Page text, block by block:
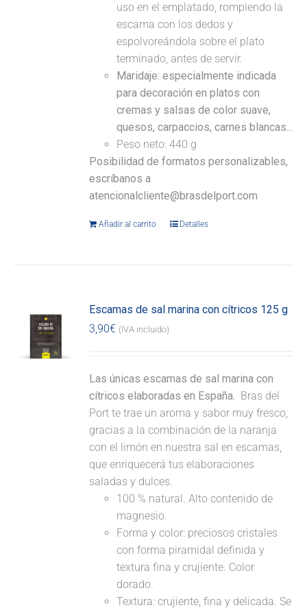
uso en el emplatado, rompiendo la
escama con los dedos y
espolvoreándola sobre el plato
terminado, antes de servir.
Maridaje: especialmente indicada
para decoración en platos con
cremas y salsas de color suave,
quesos, carpaccios, carnes blancas...
Peso neto: 440 g
Posibilidad de formatos personalizables,
escríbanos a
atencionalcliente@brasdelport.com
Añadir al carrito Detalles
Escamas de sal marina con cítricos 125 g
3,90€ (IVA incluido)
Las únicas escamas de sal marina con
cítricos elaboradas en España. Bras del
Port te trae un aroma y sabor muy fresco,
gracias a la combinación de la naranja
con el limón en nuestra sal en escamas,
que enriquecerá tus elaboraciones
saladas y dulces.
100 % natural. Alto contenido de
magnesio.
Forma y color: preciosos cristales
con forma piramidal definida y
textura fina y crujiente. Color
dorado.
Textura: crujiente, fina y delicada. Se